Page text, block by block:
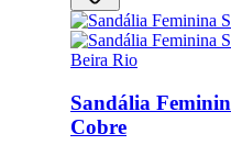
Beira Rio
Sandália
Cobre